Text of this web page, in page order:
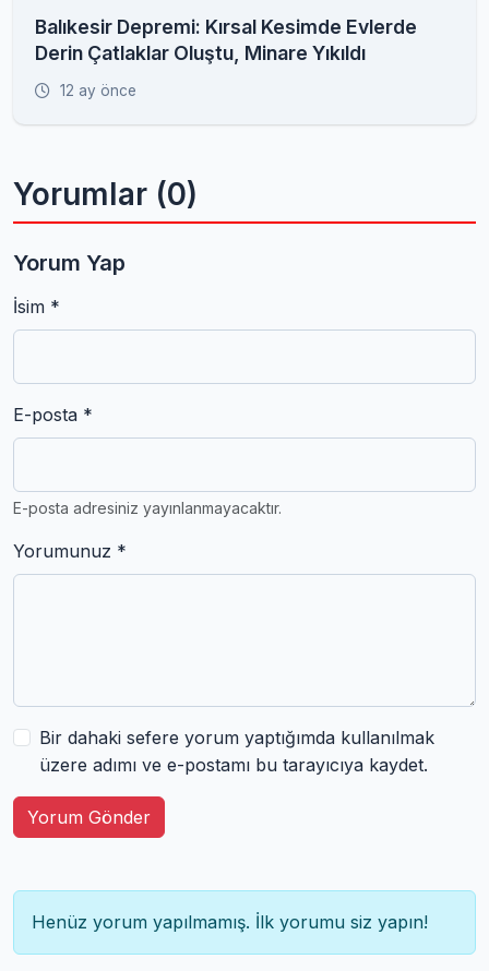
Balıkesir Depremi: Kırsal Kesimde Evlerde
Derin Çatlaklar Oluştu, Minare Yıkıldı
12 ay önce
Yorumlar (0)
Yorum Yap
İsim *
E-posta *
E-posta adresiniz yayınlanmayacaktır.
Yorumunuz *
Bir dahaki sefere yorum yaptığımda kullanılmak
üzere adımı ve e-postamı bu tarayıcıya kaydet.
Yorum Gönder
Henüz yorum yapılmamış. İlk yorumu siz yapın!